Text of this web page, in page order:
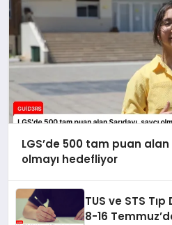
LGS’de 500 tam puan alan
olmayı hedefliyor
TUS ve STS
8-16